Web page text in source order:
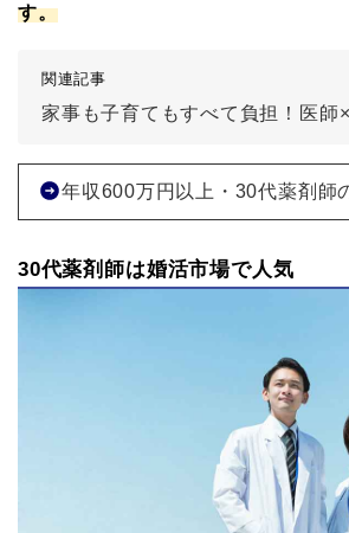
す。
関連記事
家事も子育てもすべて負担！医師×薬
年収600万円以上・30代薬剤師
30代薬剤師は婚活市場で人気